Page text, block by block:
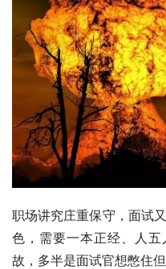
职场讲究庄重保守，面试
色，需要一本正经、人
故，多半是面试官想憋住但